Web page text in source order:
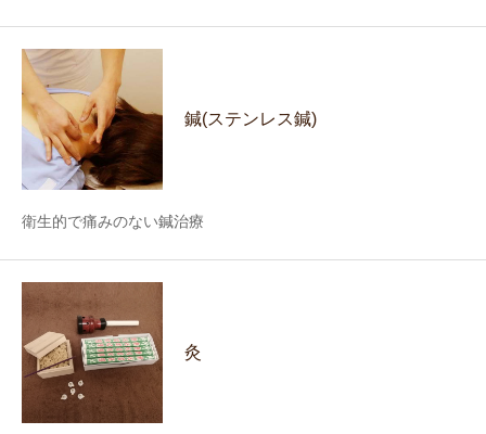
鍼(ステンレス鍼)
衛生的で痛みのない鍼治療
灸